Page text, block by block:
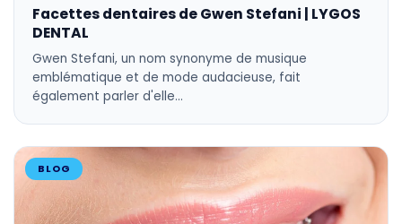
Facettes dentaires de Gwen Stefani | LYGOS
DENTAL
Gwen Stefani, un nom synonyme de musique
emblématique et de mode audacieuse, fait
également parler d'elle…
BLOG